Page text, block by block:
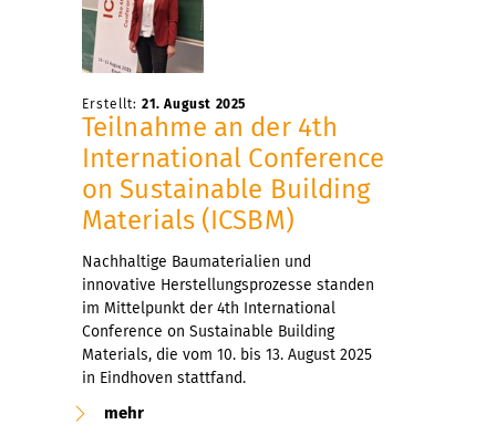
Erstellt: 21. August 2025
Teilnahme an der 4th
International Conference
on Sustainable Building
Materials (ICSBM)
Nachhaltige Baumaterialien und
innovative Herstellungsprozesse standen
im Mittelpunkt der 4th International
Conference on Sustainable Building
Materials, die vom 10. bis 13. August 2025
in Eindhoven stattfand.
mehr